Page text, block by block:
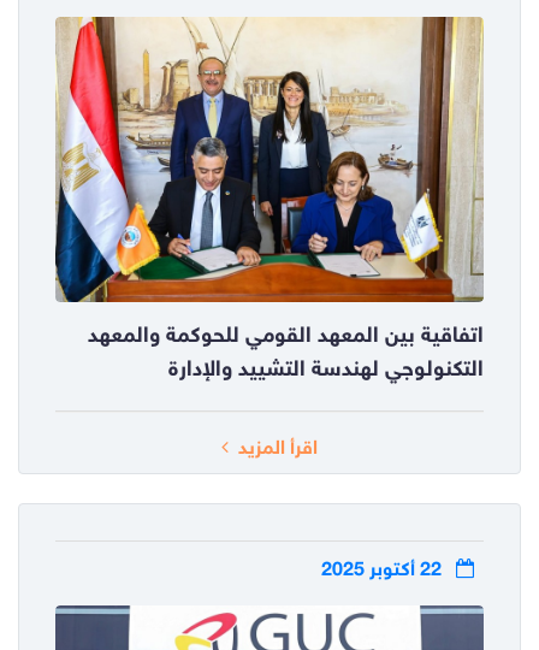
اتفاقية بين المعهد القومي للحوكمة والمعهد
التكنولوجي لهندسة التشييد والإدارة
اقرأ المزيد